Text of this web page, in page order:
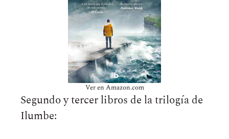
Ver en Amazon.com
Segundo y tercer libros de la trilogía de
Ilumbe: